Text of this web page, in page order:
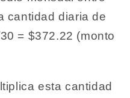
cantidad diaria de
= $372.22 (monto
esta cantidad